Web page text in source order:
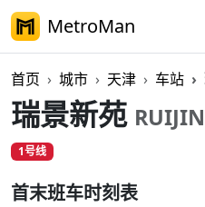
MetroMan
首页 城市 天津 车站
瑞景新苑
1号线
首末班车时刻表